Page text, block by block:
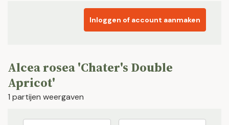
Inloggen of account aanmaken
Alcea rosea 'Chater's Double
Apricot'
1 partijen weergaven